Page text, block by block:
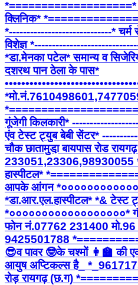
*===================*
क्लिनिक*
*-----------------------------* चर्म
विशेज्ञ
*डा.मेनका पटेल* समान्य व
दशरथ पान ठेला के पास*
गूंजेगी किलकारी*
एंव टेस्ट ट्युब बेबी सेंटर*
चौक छातामुडा़ बायपास रोड
233051,23306,98930055
हास्पीटल*
आपके आंगन
*डा.आर.एल.हास्पीटल* *& टेस्ट
*००००००००००००००००००*
फोन नं.07762 231400
9425501788
😎व पावर 🤓के चश्मों 👩‍🏫 की
आयुष अप्टिकल्स है_
रोड़ रायगढ़ (छ.ग)